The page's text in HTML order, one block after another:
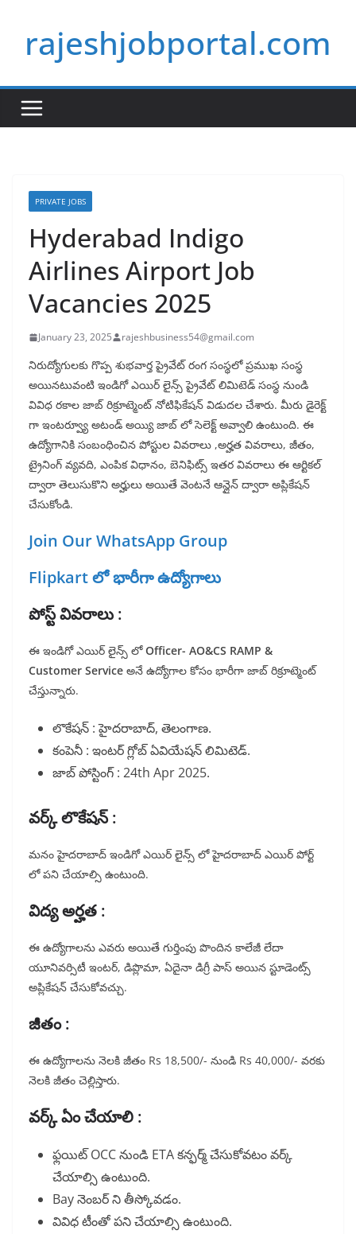
contentrajeshjobportal.com
PRIVATE JOBS
Hyderabad Indigo
Airlines Airport Job
Vacancies 2025
January 23, 2025 rajeshbusiness54@gmail.com
నిరుద్యోగులకు గొప్ప శుభవార్త ప్రైవేట్ రంగ సంస్థలో ప్రముఖ సంస్థ
అయినటువంటి ఇండిగో ఎయిర్ లైన్స్ ప్రైవేట్ లిమిటెడ్ సంస్థ నుండి
వివిధ రకాల జాబ్ రిక్రూట్మెంట్ నోటిఫికేషన్ విడుదల చేశారు. మీరు డైరెక్ట్
గా ఇంటర్వ్యూ అటండ్ అయ్యి జాబ్ లో సెలెక్ట్ అవ్వాలి ఉంటుంది. ఈ
ఉద్యోగానికి సంబంధించిన పోస్టుల వివరాలు ,అర్హత వివరాలు, జీతం,
ట్రైనింగ్ వ్యవది, ఎంపిక విధానం, బెనిఫిట్స్ ఇతర వివరాలు ఈ ఆర్టికల్
ద్వారా తెలుసుకొని అర్హులు అయితే వెంటనే ఆన్లైన్ ద్వారా అప్లికేషన్
చేసుకోండి.
Join Our WhatsApp Group
Flipkart లో భారీగా ఉద్యోగాలు
పోస్ట్ వివరాలు :
ఈ ఇండిగో ఎయిర్ లైన్స్ లోOfficer- AO&CS RAMP &
Customer Service అనే ఉద్యోగాల కోసం భారీగా జాబ్ రిక్రూట్మెంట్
చేస్తున్నారు.
లొకేషన్ : హైదరాబాద్, తెలంగాణ.
కంపెనీ : ఇంటర్ గ్లోబ్ ఏవియేషన్ లిమిటెడ్.
జాబ్ పోస్టింగ్ : 24th Apr 2025.
వర్క్ లొకేషన్ :
మనం హైదరాబాద్ ఇండిగో ఎయిర్ లైన్స్ లో హైదరాబాద్ ఎయిర్ పోర్ట్
లో పని చేయాల్సి ఉంటుంది.
విద్య అర్హత :
ఈ ఉద్యోగాలను ఎవరు అయితే గుర్తింపు పొందిన కాలేజీ లేదా
యూనివర్సిటీ ఇంటర్, డిప్లొమా, ఏదైనా డిగ్రీ పాస్ అయిన స్టూడెంట్స్
అప్లికేషన్ చేసుకోవచ్చు.
జీతం :
ఈ ఉద్యోగాలను నెలకి జీతం Rs 18,500/- నుండి Rs 40,000/- వరకు
నెలకి జీతం చెల్లిస్తారు.
వర్క్ ఏం చేయాలి :
ఫ్లయిట్ OCC నుండి ETA కన్ఫర్మ్ చేసుకోవటం వర్క్
చేయాల్సి ఉంటుంది.
Bay నెంబర్ ని తీస్కోవడం.
వివిధ టీంతో పని చేయాల్సి ఉంటుంది.